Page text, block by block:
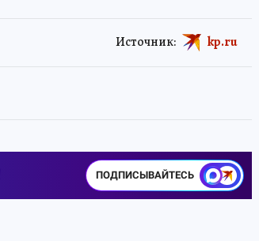
Источник: kp.ru
ПОДПИСЫВАЙТЕСЬ